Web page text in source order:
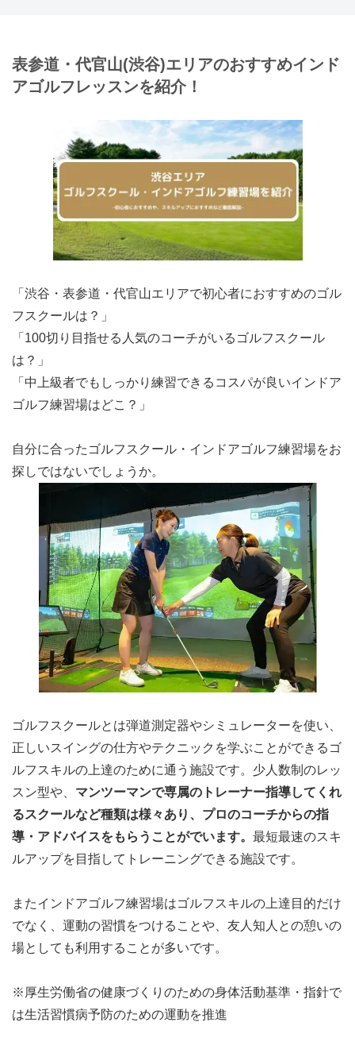
表参道・代官山(渋谷)エリアのおすすめインド
アゴルフレッスンを紹介！
「渋谷・表参道・代官山エリアで初心者におすすめのゴル
フスクールは？」
「100切り目指せる人気のコーチがいるゴルフスクール
は？」
「中上級者でもしっかり練習できるコスパが良いインドア
ゴルフ練習場はどこ？」
自分に合ったゴルフスクール・インドアゴルフ練習場をお
探しではないでしょうか。
ゴルフスクールとは弾道測定器やシミュレーターを使い、
正しいスイングの仕方やテクニックを学ぶことができるゴ
ルフスキルの上達のために通う施設です。少人数制のレッ
スン型や、 マンツーマンで専属のトレーナー指導してくれ
るスクールなど種類は様々あり、プロのコーチからの指
導・アドバイスをもらうことがでいます。 最短最速のスキ
ルアップを目指してトレーニングできる施設です。
またインドアゴルフ練習場はゴルフスキルの上達目的だけ
でなく、運動の習慣をつけることや、友人知人との憩いの
場としても利用することが多いです。
※厚生労働省の健康づくりのための身体活動基準・指針で
は生活習慣病予防のための運動を推進